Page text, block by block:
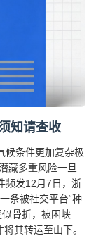
知请查收
候条件更加复杂极
藏多重风险一旦
频发12月7日，浙
条被社交平台“种
骨折，被困峡
其转运至山下。